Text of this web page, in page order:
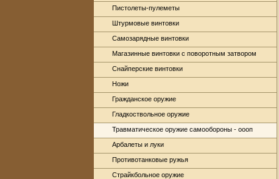
Пистолеты-пулеметы
Штурмовые винтовки
Самозарядные винтовки
Магазинные винтовки с поворотным затвором
Снайперские винтовки
Ножи
Гражданское оружие
Гладкоствольное оружие
Травматическое оружие самообороны - оооп
Арбалеты и луки
Противотанковые ружья
Страйкбольное оружие